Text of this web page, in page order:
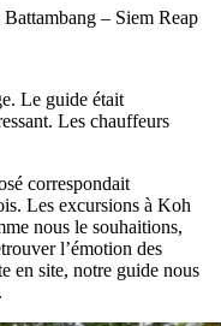
– Siem Reap
Le guide était
Les chauffeurs
correspondait
Les excursions à Koh
nous le souhaitions,
l’émotion des
en site, notre guide nous